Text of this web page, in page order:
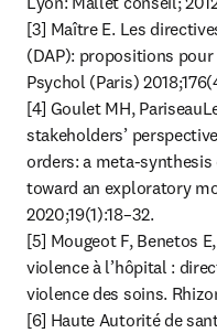
[3] Maître E. Les
(DAP): propositions pour
Psychol (Paris)
[4] Goulet MH,
stakeholders’
orders: a meta-
toward an exploratory
2020;19(1):18–32.
[5] Mougeot F, Benetos
violence à l’hôpital :
violence des soins.
[6] Haute Autorité de